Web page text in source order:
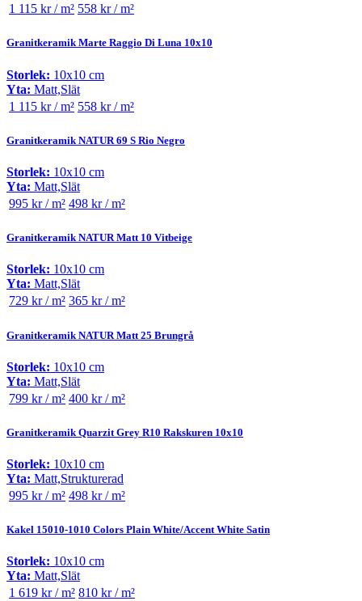
1 115 kr / m² 558 kr / m²
Granitkeramik Marte Raggio Di Luna 10x10
Storlek: 10x10 cm
Yta: Matt,Slät
1 115 kr / m² 558 kr / m²
Granitkeramik NATUR 69 S Rio Negro
Storlek: 10x10 cm
Yta: Matt,Slät
995 kr / m² 498 kr / m²
Granitkeramik NATUR Matt 10 Vitbeige
Storlek: 10x10 cm
Yta: Matt,Slät
729 kr / m² 365 kr / m²
Granitkeramik NATUR Matt 25 Brungrå
Storlek: 10x10 cm
Yta: Matt,Slät
799 kr / m² 400 kr / m²
Granitkeramik Quarzit Grey R10 Rakskuren 10x10
Storlek: 10x10 cm
Yta: Matt,Strukturerad
995 kr / m² 498 kr / m²
Kakel 15010-1010 Colors Plain White/Accent White Satin
Storlek: 10x10 cm
Yta: Matt,Slät
1 619 kr / m² 810 kr / m²